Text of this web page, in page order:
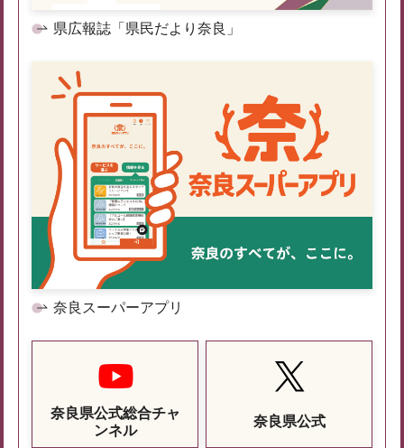
県広報誌「県民だより奈良」
奈良スーパーアプリ
奈良県公式総合チャ
ンネル
奈良県公式